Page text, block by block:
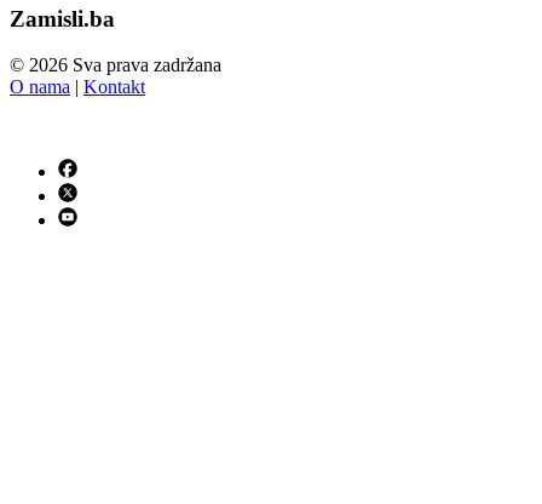
Zamisli.ba
© 2026 Sva prava zadržana
O nama | Kontakt